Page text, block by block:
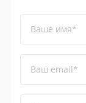
Ваше имя*
Ваш email*